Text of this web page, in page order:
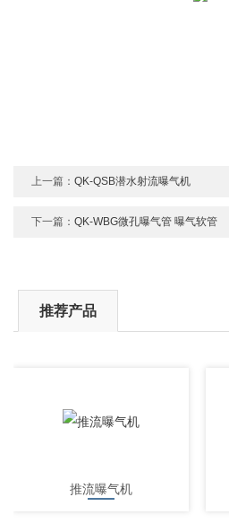
上一篇：QK-QSB潜水射流曝气机
下一篇：QK-WBG微孔曝气管 曝气软管
推荐产品
推流曝气机